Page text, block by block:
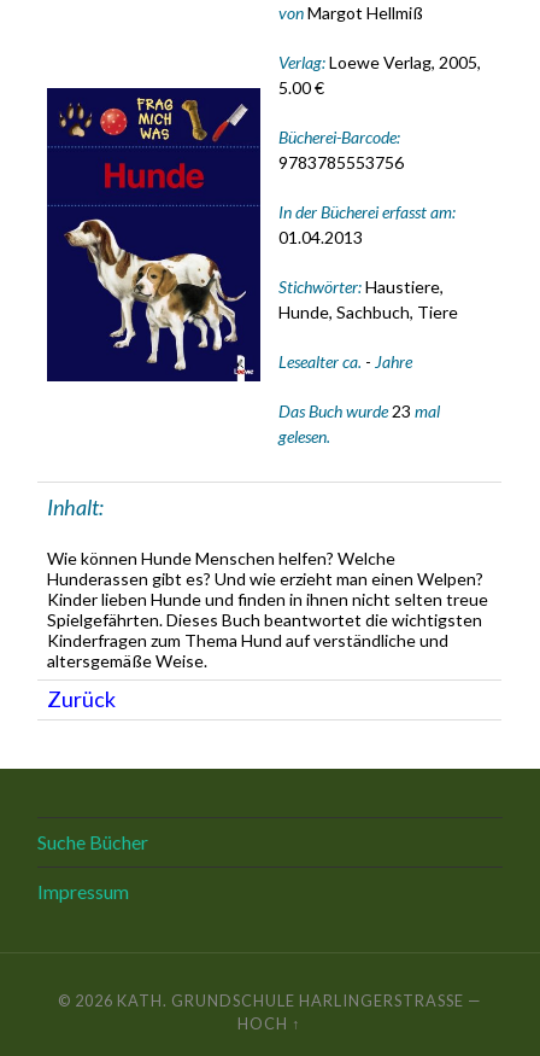
vonMargot Hellmiß
Verlag:Loewe Verlag, 2005,
5.00 €
Bücherei-Barcode:
9783785553756
In der Bücherei erfasst am:
01.04.2013
Stichwörter:Haustiere,
Hunde, Sachbuch, Tiere
Lesealter ca. - Jahre
Das Buch wurde23 mal
gelesen.
Inhalt:
Wie können Hunde Menschen helfen? Welche
Hunderassen gibt es? Und wie erzieht man einen Welpen?
Kinder lieben Hunde und finden in ihnen nicht selten treue
Spielgefährten. Dieses Buch beantwortet die wichtigsten
Kinderfragen zum Thema Hund auf verständliche und
altersgemäße Weise.
Zurück
Suche Bücher
Impressum
© 2026 KATH. GRUNDSCHULE HARLINGERSTRASSE
—
HOCH ↑